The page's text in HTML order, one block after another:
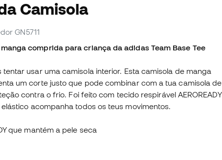
Camisola
GN5711
comprida para criança da adidas Team Base Tee
usar uma camisola interior. Esta camisola de manga
um corte justo que pode combinar com a tua camisola de
contra o frio. Foi feito com tecido respirável AEROREADY
acompanha todos os teus movimentos.
que mantém a pele seca